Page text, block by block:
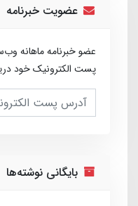
عضویت خبرنامه
عضو خبرنامه ماهانه
پست الکترونیک خود
بایگانی نوشته‌ها